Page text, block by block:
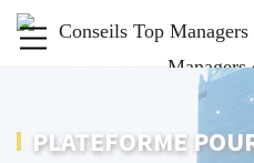
PLATEFORME